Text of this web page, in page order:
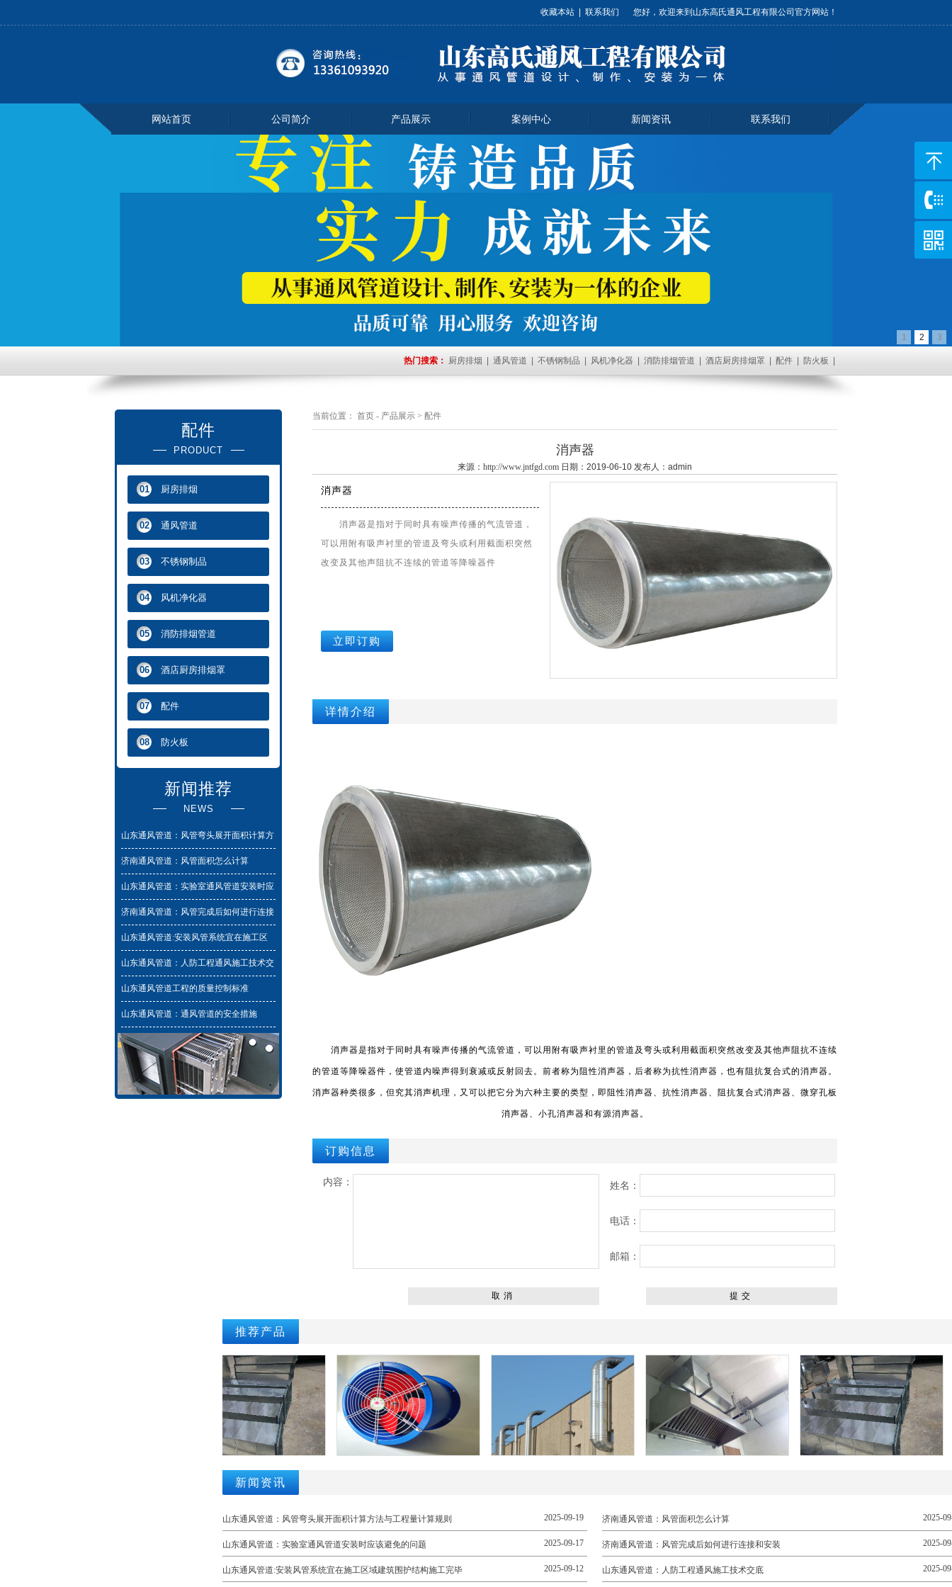
您好，欢迎来到山东高氏通风工程有限公司官方网站！
收藏本站 联系我们
网站首页 公司简介 产品展示 案例中心 新闻资讯 联系我们
1 2 3
热门搜索： 厨房排烟 通风管道 不锈钢制品 风机净化器 消防排烟管道 酒店厨房排烟罩 配件 防火板
当前位置： 首页 - 产品展示 > 配件
消声器
来源： http://www.jntfgd.com 日期：2019-06-10 发布人：admin
消声器
消声器是指对于同时具有噪声传播的气流管道，
可以用附有吸声衬里的管道及弯头或利用截面积突然
改变及其他声阻抗不连续的管道等降噪器件
立即订购
详情介绍
消声器是指对于同时具有噪声传播的气流管道，可以用附有吸声衬里的管道及弯头或利用截面积突然改变及其他声阻抗不连续
的管道等降噪器件，使管道内噪声得到衰减或反射回去。前者称为阻性消声器，后者称为抗性消声器，也有阻抗复合式的消声器。
消声器种类很多，但究其消声机理，又可以把它分为六种主要的类型，即阻性消声器、抗性消声器、阻抗复合式消声器、微穿孔板
消声器、小孔消声器和有源消声器。
订购信息
姓名：
电话：
邮箱：
内容：
配件
PRODUCT
01 厨房排烟
02 通风管道
03 不锈钢制品
04 风机净化器
05 消防排烟管道
06 酒店厨房排烟罩
07 配件
08 防火板
新闻推荐
NEWS
山东通风管道：风管弯头展开面积计算方
法与工程量计算规则
济南通风管道：风管面积怎么计算
山东通风管道：实验室通风管道安装时应
该避免的问题
济南通风管道：风管完成后如何进行连接
和安装
山东通风管道:安装风管系统宜在施工区
域建筑围护结构施工完毕
山东通风管道：人防工程通风施工技术交
底
山东通风管道工程的质量控制标准
山东通风管道：通风管道的安全措施
推荐产品
新闻资讯
山东通风管道：风管弯头展开面积计算方法与工程量计算规则 2025-09-19 济南通风管道：风管面积怎么计算 2025-
山东通风管道：实验室通风管道安装时应该避免的问题 2025-09-17 济南通风管道：风管完成后如何进行连接和安装 2025-
山东通风管道:安装风管系统宜在施工区域建筑围护结构施工完毕 2025-09-12 山东通风管道：人防工程通风施工技术交底 2025-